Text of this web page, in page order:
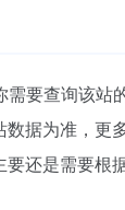
要查询该站
据为准，
还是需要